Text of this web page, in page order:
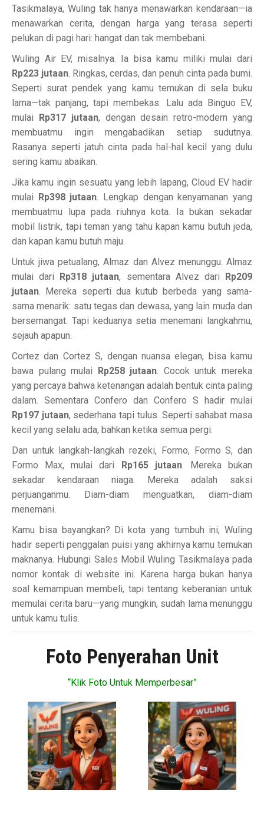
Tasikmalaya, Wuling tak hanya menawarkan kendaraan—ia
menawarkan cerita, dengan harga yang terasa seperti
pelukan di pagi hari: hangat dan tak membebani.
Wuling Air EV, misalnya. Ia bisa kamu miliki mulai dari
Rp223 jutaan. Ringkas, cerdas, dan penuh cinta pada bumi.
Seperti surat pendek yang kamu temukan di sela buku
lama—tak panjang, tapi membekas. Lalu ada Binguo EV,
mulai Rp317 jutaan, dengan desain retro-modern yang
membuatmu ingin mengabadikan setiap sudutnya.
Rasanya seperti jatuh cinta pada hal-hal kecil yang dulu
sering kamu abaikan.
Jika kamu ingin sesuatu yang lebih lapang, Cloud EV hadir
mulai Rp398 jutaan. Lengkap dengan kenyamanan yang
membuatmu lupa pada riuhnya kota. Ia bukan sekadar
mobil listrik, tapi teman yang tahu kapan kamu butuh jeda,
dan kapan kamu butuh maju.
Untuk jiwa petualang, Almaz dan Alvez menunggu. Almaz
mulai dari Rp318 jutaan, sementara Alvez dari Rp209
jutaan. Mereka seperti dua kutub berbeda yang sama-
sama menarik: satu tegas dan dewasa, yang lain muda dan
bersemangat. Tapi keduanya setia menemani langkahmu,
sejauh apapun.
Cortez dan Cortez S, dengan nuansa elegan, bisa kamu
bawa pulang mulai Rp258 jutaan. Cocok untuk mereka
yang percaya bahwa ketenangan adalah bentuk cinta paling
dalam. Sementara Confero dan Confero S hadir mulai
Rp197 jutaan, sederhana tapi tulus. Seperti sahabat masa
kecil yang selalu ada, bahkan ketika semua pergi.
Dan untuk langkah-langkah rezeki, Formo, Formo S, dan
Formo Max, mulai dari Rp165 jutaan. Mereka bukan
sekadar kendaraan niaga. Mereka adalah saksi
perjuanganmu. Diam-diam menguatkan, diam-diam
menemani.
Kamu bisa bayangkan? Di kota yang tumbuh ini, Wuling
hadir seperti penggalan puisi yang akhirnya kamu temukan
maknanya. Hubungi Sales Mobil Wuling Tasikmalaya pada
nomor kontak di website ini. Karena harga bukan hanya
soal kemampuan membeli, tapi tentang keberanian untuk
memulai cerita baru—yang mungkin, sudah lama menunggu
untuk kamu tulis.
Foto Penyerahan Unit
“Klik Foto Untuk Memperbesar”